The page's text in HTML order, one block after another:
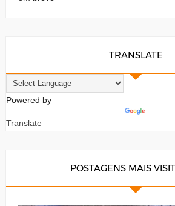
TRANSLATE
Powered by
Translate
POSTAGENS MAIS